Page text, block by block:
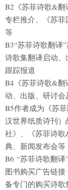
B2《苏菲诗歌&翻
专栏推介、《苏
等
B3“苏菲诗歌翻译
诗歌集翻译启动
跟踪报道
B4《苏菲诗歌&翻
动、出版、研讨
B5作者成为《苏
汉世界纸质诗刊
社》、《苏菲诗
典、新闻发布会
B6 “苏菲诗歌翻
图书购买广告链
备专门的购买诗